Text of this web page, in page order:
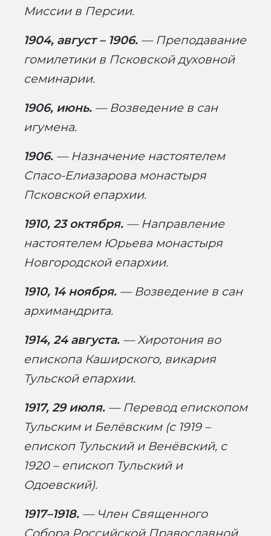
Миссии в Персии.
1904, август – 1906. — Преподавание
гомилетики в Псковской духовной
семинарии.
1906, июнь. — Возведение в сан
игумена.
1906. — Назначение настоятелем
Спасо-Елиазарова монастыря
Псковской епархии.
1910, 23 октября. — Направление
настоятелем Юрьева монастыря
Новгородской епархии.
1910, 14 ноября. — Возведение в сан
архимандрита.
1914, 24 августа. — Хиротония во
епископа Каширского, викария
Тульской епархии.
1917, 29 июля. — Перевод епископом
Тульским и Белёвским (с 1919 –
епископ Тульский и Венёвский, с
1920 – епископ Тульский и
Одоевский).
1917–1918. — Член Священного
Собора Российской Православной